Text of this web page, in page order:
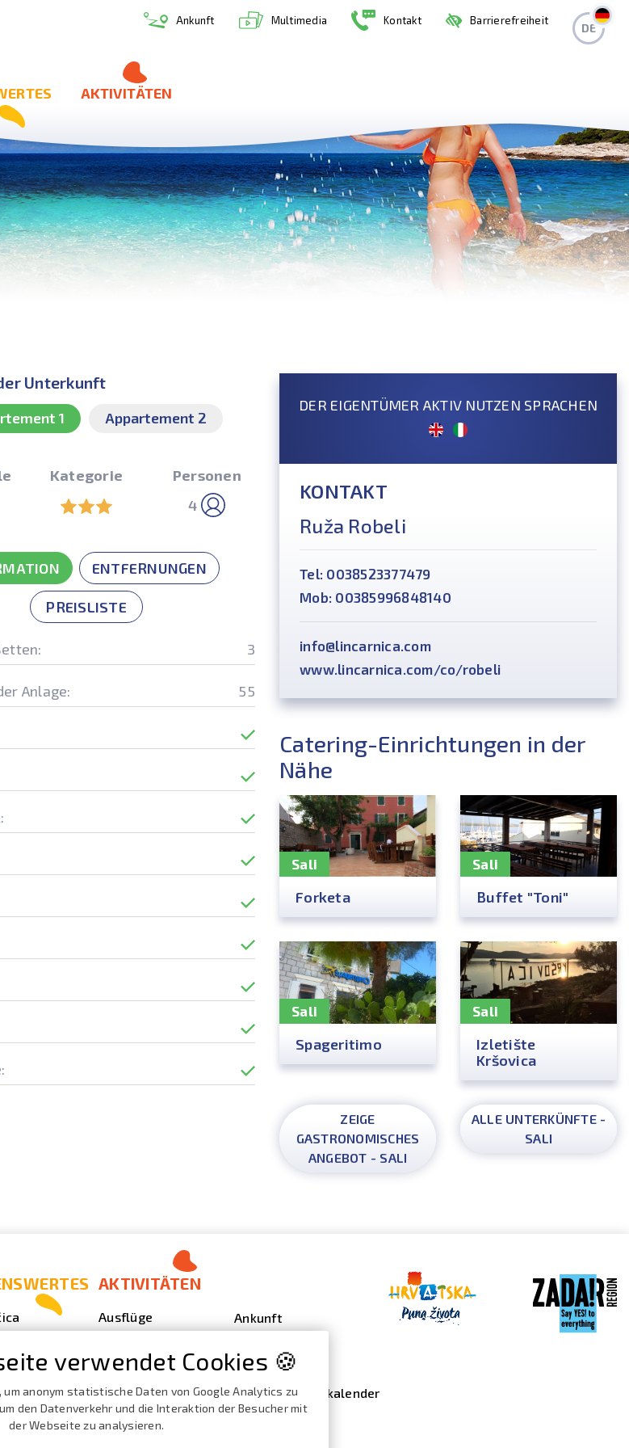
Ankunft Multimedia Kontakt Barrierefreiheit
DE
AKTIVITÄTEN
Unterkunft
1 Appartement 2
Kategorie
Personen
4
ENTFERNUNGEN
PREISLISTE
3
Anlage: 55
DER EIGENTÜMER AKTIV NUTZEN SPRACHEN
KONTAKT
Ruža Robeli
Tel: 0038523377479
Mob: 00385996848140
info@lincarnica.com
www.lincarnica.com/co/robeli
Catering-Einrichtungen in der
Nähe
Sali
Forketa
Sali
Buffet "Toni"
Sali
Spageritimo
Sali
Izletište
Kršovica
ZEIGE
GASTRONOMISCHES
ANGEBOT - SALI
ALLE UNTERKÜNFTE -
SALI
Veli
Buchten
Strašna
AKTIVITÄTEN
Ausflüge
Outdoor
Angeln
Nautik
Ankunft
Video Galerie
Veranstaltungskalender
Prospekte /
verwendet Cookies 🍪
um anonym statistische Daten von Google Analytics zu
den Datenverkehr und die Interaktion der Besucher mit
der Webseite zu analysieren.